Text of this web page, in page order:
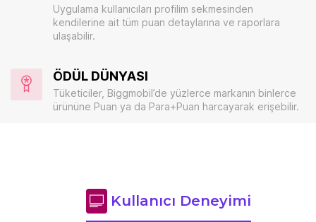
Uygulama kullanıcıları profilim sekmesinden
kendilerine ait tüm puan detaylarına ve raporlara
ulaşabilir.
ÖDÜL DÜNYASI
Tüketiciler, Biggmobil’de yüzlerce markanın binlerce
ürününe Puan ya da Para+Puan harcayarak erişebilir.
Kullanıcı Deneyimi